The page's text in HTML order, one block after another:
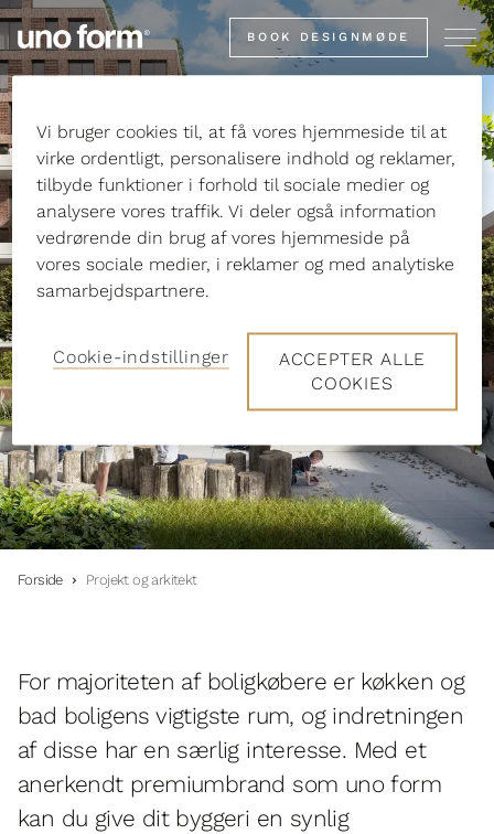
Gå
til
startsiden
BOOK DESIGNMØDE
Projekt og
arkitekt
Forside Projekt og arkitekt
For majoriteten af boligkøbere er køkken og
bad boligens vigtigste rum, og indretningen
af disse har en særlig interesse. Med et
anerkendt premiumbrand som uno form
kan du give dit byggeri en synlig
Vi bruger cookies til, at få vores hjemmeside til at
virke ordentligt, personalisere indhold og reklamer,
tilbyde funktioner i forhold til sociale medier og
analysere vores traffik. Vi deler også information
vedrørende din brug af vores hjemmeside på
vores sociale medier, i reklamer og med analytiske
samarbejdspartnere.
Cookie-indstillinger
ACCEPTER ALLE
COOKIES